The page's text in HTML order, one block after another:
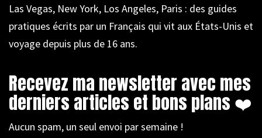
Las Vegas, New York, Los Angeles, Paris : des guides
pratiques écrits par un Français qui vit aux États-Unis et
voyage depuis plus de 16 ans.
Recevez ma newsletter avec mes
derniers articles et bons plans ❤️
Aucun spam, un seul envoi par semaine !